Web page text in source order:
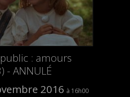
: amours
- ANNULÉ
2016
16h00